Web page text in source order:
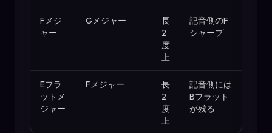
Fメジ
ャー
Gメジャー
長
2
度
上
記音側のF
シャープ
Eフラ
ットメ
ジャー
Fメジャー
長
2
度
上
記音側には
Bフラット
が残る